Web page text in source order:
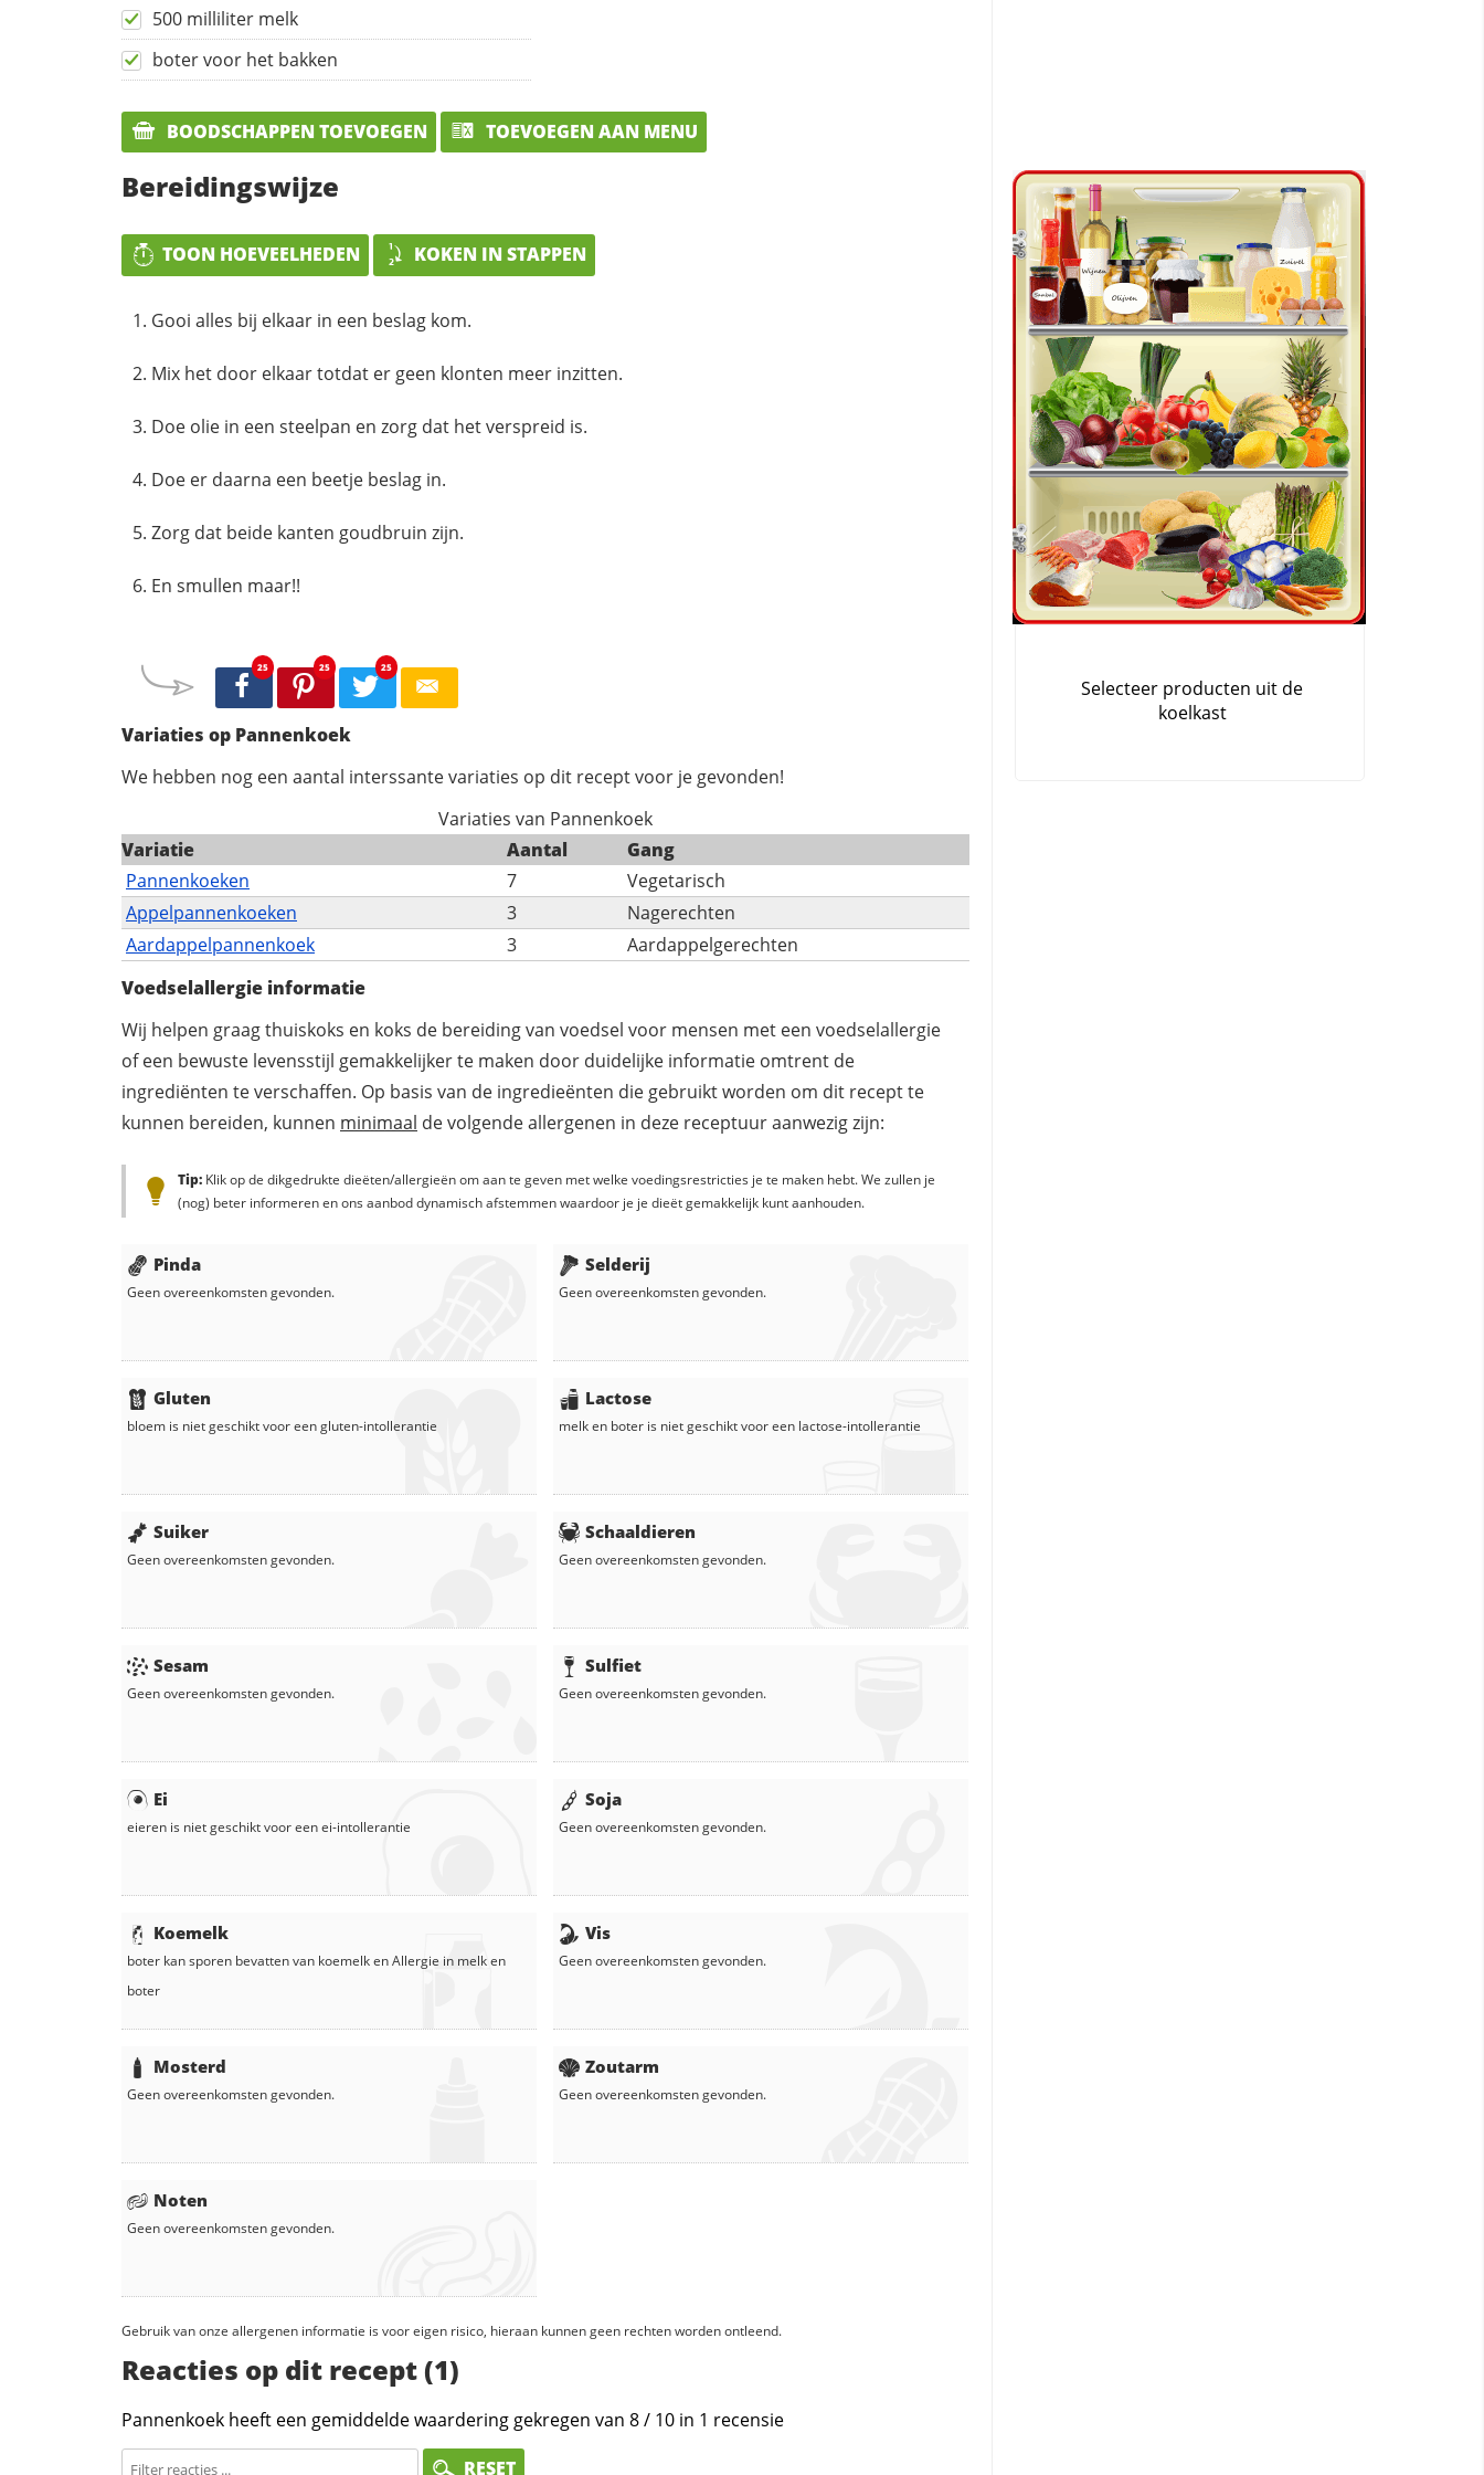
500 milliliter melk
boter voor het bakken
BOODSCHAPPEN TOEVOEGEN TOEVOEGEN AAN MENU
Bereidingswijze
TOON HOEVEELHEDEN KOKEN IN STAPPEN
Gooi alles bij elkaar in een beslag kom.
Mix het door elkaar totdat er geen klonten meer inzitten.
Doe olie in een steelpan en zorg dat het verspreid is.
Doe er daarna een beetje beslag in.
Zorg dat beide kanten goudbruin zijn.
En smullen maar!!
25 25 25
Variaties op Pannenkoek
We hebben nog een aantal interssante variaties op dit recept voor je gevonden!
Variaties van Pannenkoek
Variatie
Aantal
Gang
Pannenkoeken
7
Vegetarisch
Appelpannenkoeken
3
Nagerechten
Aardappelpannenkoek
3
Aardappelgerechten
Voedselallergie informatie
Wij helpen graag thuiskoks en koks de bereiding van voedsel voor mensen met een voedselallergie
of een bewuste levensstijl gemakkelijker te maken door duidelijke informatie omtrent de
ingrediënten te verschaffen. Op basis van de ingredieënten die gebruikt worden om dit recept te
kunnen bereiden, kunnen minimaal de volgende allergenen in deze receptuur aanwezig zijn:
Tip: Klik op de dikgedrukte dieëten/allergieën om aan te geven met welke voedingsrestricties je te maken hebt. We zullen je
(nog) beter informeren en ons aanbod dynamisch afstemmen waardoor je je dieët gemakkelijk kunt aanhouden.
Pinda
Geen overeenkomsten gevonden.
Gluten
bloem is niet geschikt voor een gluten-intollerantie
Suiker
Geen overeenkomsten gevonden.
Sesam
Geen overeenkomsten gevonden.
Ei
eieren is niet geschikt voor een ei-intollerantie
Koemelk
boter kan sporen bevatten van koemelk enAllergie in melken
boter
Mosterd
Geen overeenkomsten gevonden.
Noten
Geen overeenkomsten gevonden.
Selderij
Geen overeenkomsten gevonden.
Lactose
melken boter is niet geschikt voor een lactose-intollerantie
Schaaldieren
Geen overeenkomsten gevonden.
Sulfiet
Geen overeenkomsten gevonden.
Soja
Geen overeenkomsten gevonden.
Vis
Geen overeenkomsten gevonden.
Zoutarm
Geen overeenkomsten gevonden.
Gebruik van onze allergenen informatie is voor eigen risico, hieraan kunnen geen rechten worden ontleend.
Reacties op dit recept (1)
Pannenkoek heeft een gemiddelde waardering gekregen van 8/ 10 in 1 recensie
RESET